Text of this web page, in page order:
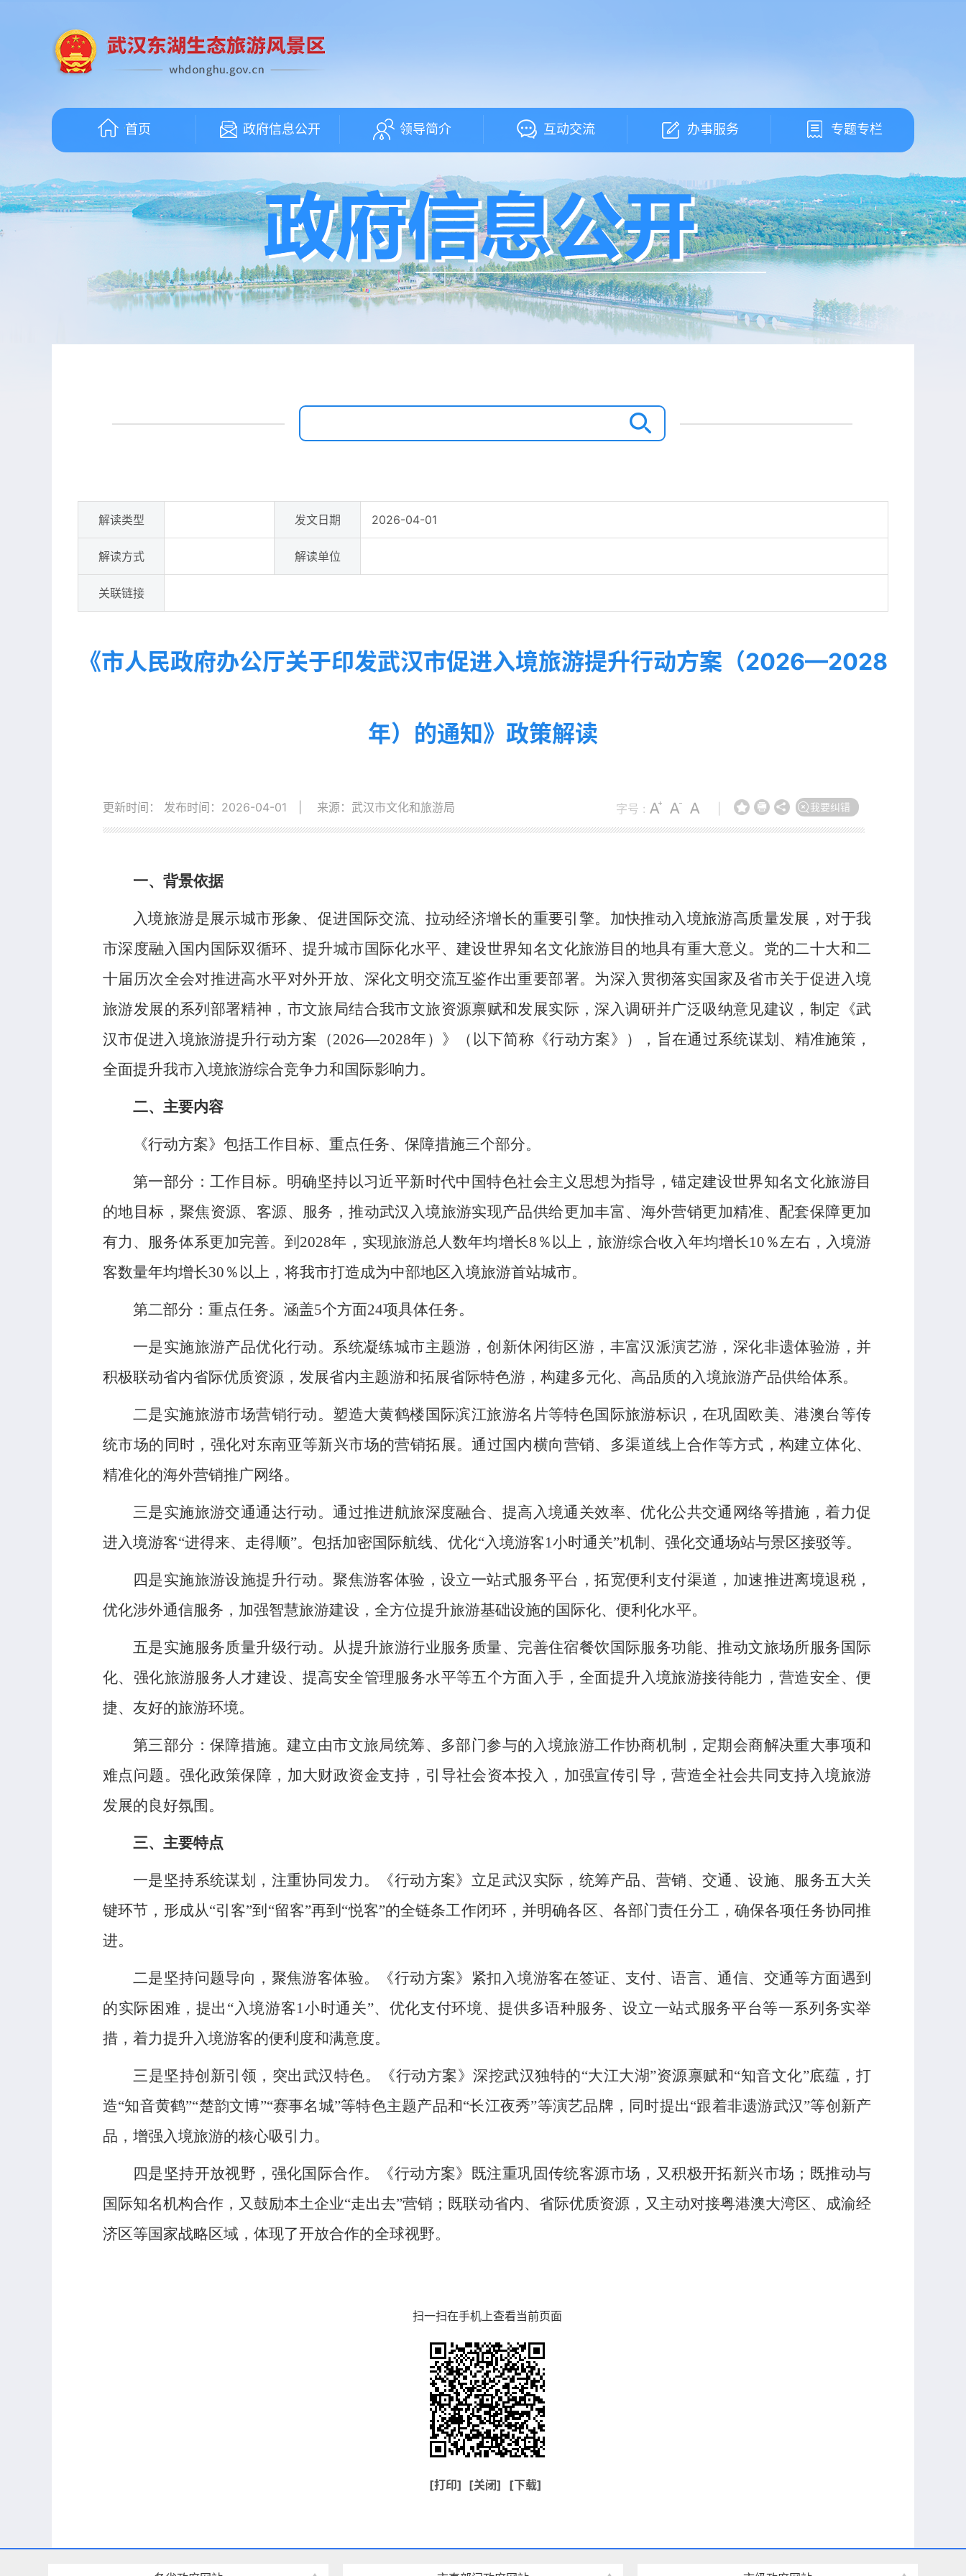
首页 政府信息公开 领导简介 互动交流 办事服务 专题专栏
解读类型 发文日期 2026-04-01
解读方式 解读单位
关联链接
《市人民政府办公厅关于印发武汉市促进入境旅游提升行动方案（2026—2028
年）的通知》政策解读
我要纠错
字号 :
更新时间： 发布时间：2026-04-01 来源：武汉市文化和旅游局
一、背景依据
入境旅游是展示城市形象、促进国际交流、拉动经济增长的重要引擎。加快推动入境旅游高质量发展，对于我
市深度融入国内国际双循环、提升城市国际化水平、建设世界知名文化旅游目的地具有重大意义。党的二十大和二
十届历次全会对推进高水平对外开放、深化文明交流互鉴作出重要部署。为深入贯彻落实国家及省市关于促进入境
旅游发展的系列部署精神，市文旅局结合我市文旅资源禀赋和发展实际，深入调研并广泛吸纳意见建议，制定《武
汉市促进入境旅游提升行动方案（2026—2028年）》（以下简称《行动方案》），旨在通过系统谋划、精准施策，
全面提升我市入境旅游综合竞争力和国际影响力。
二、主要内容
《行动方案》包括工作目标、重点任务、保障措施三个部分。
第一部分：工作目标。明确坚持以习近平新时代中国特色社会主义思想为指导，锚定建设世界知名文化旅游目
的地目标，聚焦资源、客源、服务，推动武汉入境旅游实现产品供给更加丰富、海外营销更加精准、配套保障更加
有力、服务体系更加完善。到2028年，实现旅游总人数年均增长8％以上，旅游综合收入年均增长10％左右，入境游
客数量年均增长30％以上，将我市打造成为中部地区入境旅游首站城市。
第二部分：重点任务。涵盖5个方面24项具体任务。
一是实施旅游产品优化行动。系统凝练城市主题游，创新休闲街区游，丰富汉派演艺游，深化非遗体验游，并
积极联动省内省际优质资源，发展省内主题游和拓展省际特色游，构建多元化、高品质的入境旅游产品供给体系。
二是实施旅游市场营销行动。塑造大黄鹤楼国际滨江旅游名片等特色国际旅游标识，在巩固欧美、港澳台等传
统市场的同时，强化对东南亚等新兴市场的营销拓展。通过国内横向营销、多渠道线上合作等方式，构建立体化、
精准化的海外营销推广网络。
三是实施旅游交通通达行动。通过推进航旅深度融合、提高入境通关效率、优化公共交通网络等措施，着力促
进入境游客“进得来、走得顺”。包括加密国际航线、优化“入境游客1小时通关”机制、强化交通场站与景区接驳等。
四是实施旅游设施提升行动。聚焦游客体验，设立一站式服务平台，拓宽便利支付渠道，加速推进离境退税，
优化涉外通信服务，加强智慧旅游建设，全方位提升旅游基础设施的国际化、便利化水平。
五是实施服务质量升级行动。从提升旅游行业服务质量、完善住宿餐饮国际服务功能、推动文旅场所服务国际
化、强化旅游服务人才建设、提高安全管理服务水平等五个方面入手，全面提升入境旅游接待能力，营造安全、便
捷、友好的旅游环境。
第三部分：保障措施。建立由市文旅局统筹、多部门参与的入境旅游工作协商机制，定期会商解决重大事项和
难点问题。强化政策保障，加大财政资金支持，引导社会资本投入，加强宣传引导，营造全社会共同支持入境旅游
发展的良好氛围。
三、主要特点
一是坚持系统谋划，注重协同发力。《行动方案》立足武汉实际，统筹产品、营销、交通、设施、服务五大关
键环节，形成从“引客”到“留客”再到“悦客”的全链条工作闭环，并明确各区、各部门责任分工，确保各项任务协同推
进。
二是坚持问题导向，聚焦游客体验。《行动方案》紧扣入境游客在签证、支付、语言、通信、交通等方面遇到
的实际困难，提出“入境游客1小时通关”、优化支付环境、提供多语种服务、设立一站式服务平台等一系列务实举
措，着力提升入境游客的便利度和满意度。
三是坚持创新引领，突出武汉特色。《行动方案》深挖武汉独特的“大江大湖”资源禀赋和“知音文化”底蕴，打
造“知音黄鹤”“楚韵文博”“赛事名城”等特色主题产品和“长江夜秀”等演艺品牌，同时提出“跟着非遗游武汉”等创新产
品，增强入境旅游的核心吸引力。
四是坚持开放视野，强化国际合作。《行动方案》既注重巩固传统客源市场，又积极开拓新兴市场；既推动与
国际知名机构合作，又鼓励本土企业“走出去”营销；既联动省内、省际优质资源，又主动对接粤港澳大湾区、成渝经
济区等国家战略区域，体现了开放合作的全球视野。
扫一扫在手机上查看当前页面
[打印] [关闭] [下载]